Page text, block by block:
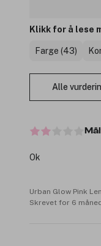
Klikk for å lese
Farge (43)
Alle
Ok
Urban Glow Pink
Skrevet for 6